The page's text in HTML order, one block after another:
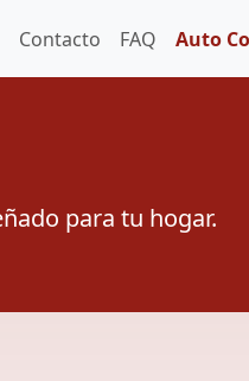
Contacto FAQ Auto
para tu hogar.